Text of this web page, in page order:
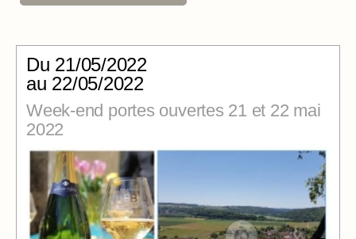
Du 21/05/2022
au 22/05/2022
Week-end portes ouvertes 21 et 22 mai
2022